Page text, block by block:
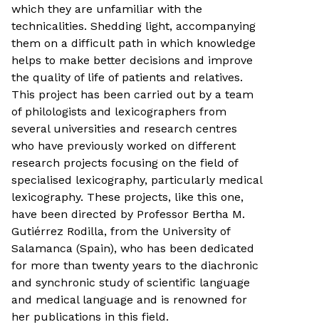
which they are unfamiliar with the
technicalities. Shedding light, accompanying
them on a difficult path in which knowledge
helps to make better decisions and improve
the quality of life of patients and relatives.
This project has been carried out by a team
of philologists and lexicographers from
several universities and research centres
who have previously worked on different
research projects focusing on the field of
specialised lexicography, particularly medical
lexicography. These projects, like this one,
have been directed by Professor Bertha M.
Gutiérrez Rodilla, from the University of
Salamanca (Spain), who has been dedicated
for more than twenty years to the diachronic
and synchronic study of scientific language
and medical language and is renowned for
her publications in this field.